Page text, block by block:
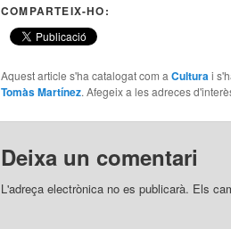
COMPARTEIX-HO:
Aquest article s'ha catalogat com a Culturai
Tomàs Martínez. Afegeix a les adreces
Deixa un comentari
L'adreça electrònica no es publicarà. Els